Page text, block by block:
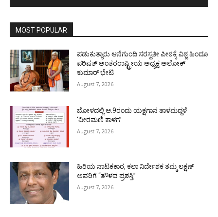
MOST POPULAR
ಪಡುಕುತ್ಯಾರು ಆನೆಗುಂದಿ ಸರಸ್ವತೀ ಪೀಠಕ್ಕೆ ವಿಶ್ವ ಹಿಂದೂ
ಪರಿಷತ್ ಅಂತರರಾಷ್ಟ್ರೀಯ ಅಧ್ಯಕ್ಷ ಅಲೋಕ್
ಕುಮಾರ್ ಭೇಟಿ
August 7, 2026
ಬೋಳದಲ್ಲಿ ಆ.9ರಂದು ಯಕ್ಷಗಾನ ತಾಳಮದ್ದಳೆ
‘ವೀರಮಣಿ ಕಾಳಗ’
August 7, 2026
ಹಿರಿಯ ನಾಟಕಕಾರ, ಕಲಾ ನಿರ್ದೇಶಕ ತಮ್ಮ ಲಕ್ಷಣ್
ಅವರಿಗೆ “ತೌಳವ ಪ್ರಶಸ್ತಿ”
August 7, 2026